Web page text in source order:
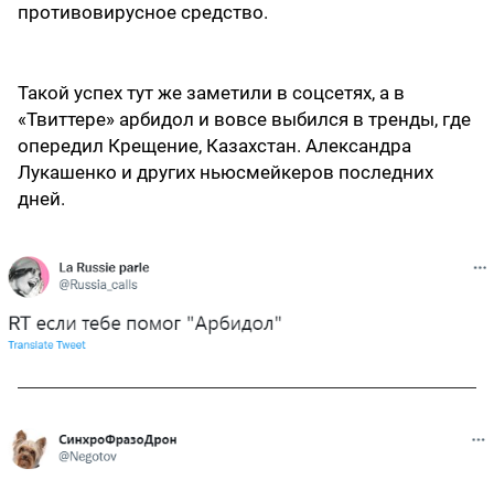
противовирусное средство.
Такой успех тут же заметили в соцсетях, а в
«Твиттере» арбидол и вовсе выбился в тренды, где
опередил Крещение, Казахстан. Александра
Лукашенко и других ньюсмейкеров последних
дней.